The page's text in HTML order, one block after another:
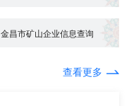
金昌市矿山企业信息查询
查看更多